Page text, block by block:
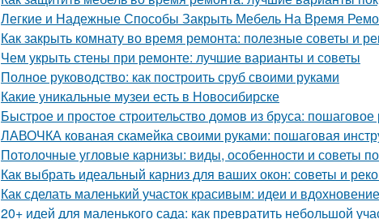
Легкие и Надежные Способы Закрыть Мебель На Время
Как закрыть комнату во время ремонта: полезные советы и
Чем укрыть стены при ремонте: лучшие варианты и советы
Полное руководство: как построить сруб своими руками
Какие уникальные музеи есть в Новосибирске
Быстрое и простое строительство домов из бруса: пошаговое
ЛАВОЧКА кованая скамейка своими руками: пошаговая
Потолочные угловые карнизы: виды, особенности и советы
Как выбрать идеальный карниз для ваших окон: советы и
Как сделать маленький участок красивым: идеи и вдохновение
20+ идей для маленького сада: как превратить небольшой